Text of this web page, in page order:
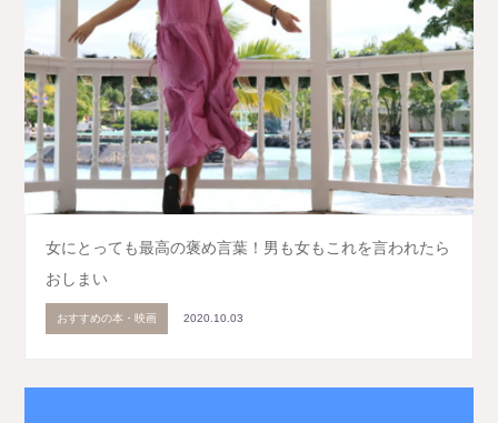
女にとっても最高の褒め言葉！男も女もこれを言われたら
おしまい
おすすめの本・映画 2020.10.03